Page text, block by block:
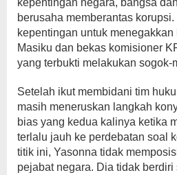
berusaha memberantas
kepentingan untuk
Masiku dan bekas komisioner
yang terbukti melakukan sogok-
Setelah ikut membidani tim
masih meneruskan langkah
bias yang kedua kalinya ketika
terlalu jauh ke perdebatan soal
titik ini, Yasonna tidak
pejabat negara. Dia tidak berdiri